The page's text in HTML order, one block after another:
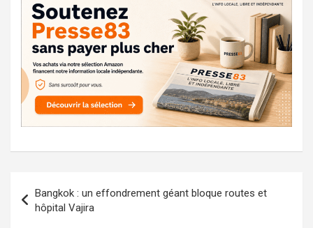
de
Bangkok : un effondrement géant bloque routes et
hôpital Vajira